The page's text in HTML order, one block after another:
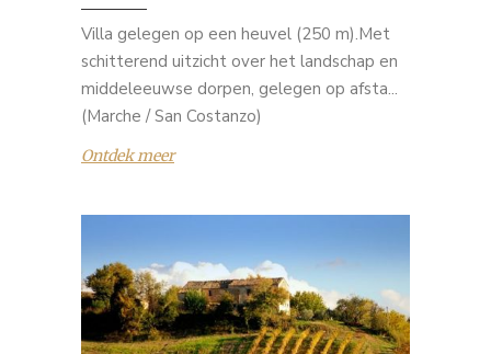
Villa gelegen op een heuvel (250 m).Met
schitterend uitzicht over het landschap en
middeleeuwse dorpen, gelegen op afsta...
(Marche / San Costanzo)
Ontdek meer